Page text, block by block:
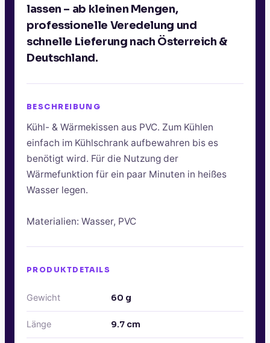
lassen – ab kleinen Mengen,
professionelle Veredelung und
schnelle Lieferung nach Österreich &
Deutschland.
BESCHREIBUNG
Kühl- & Wärmekissen aus PVC. Zum Kühlen
einfach im Kühlschrank aufbewahren bis es
benötigt wird. Für die Nutzung der
Wärmefunktion für ein paar Minuten in heißes
Wasser legen.
Materialien: Wasser, PVC
PRODUKTDETAILS
Gewicht 60 g
Länge 9.7 cm